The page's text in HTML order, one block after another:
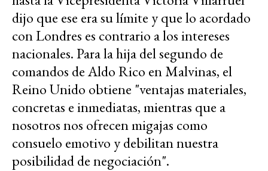
dijo que ese era su límite y que lo acordado
con Londres es contrario a los intereses
nacionales. Para la hija del segundo de
comandos de Aldo Rico en Malvinas, el
Reino Unido obtiene "ventajas materiales,
concretas e inmediatas, mientras que a
nosotros nos ofrecen migajas como
consuelo emotivo y debilitan nuestra
posibilidad de negociación".